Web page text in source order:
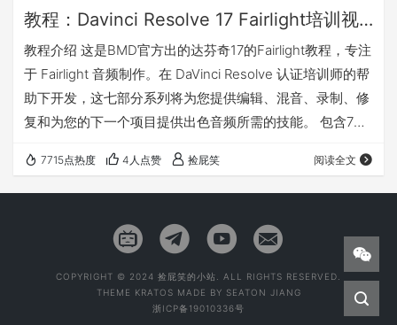
教程：Davinci Resolve 17 Fairlight培训视频（BMD官方）
教程介绍 这是BMD官方出的达芬奇17的Fairlight教程，专注
于 Fairlight 音频制作。在 DaVinci Resolve 认证培训师的帮
助下开发，这七部分系列将为您提供编辑、混音、录制、修
复和为您的下一个项目提供出色音频所需的技能。 包含7个
和ADR、处理⾳轨层、通道映射和链接编组、杜⽐全景声整
合。 每个教程都有对应的示例项目文件和媒体文件，方便学
幕文件） 下载地址
7715点热度 4人点赞 捡屁笑 阅读全文
COPYRIGHT © 2024 捡屁笑的小站. ALL RIGHTS RESERVED.
THEME KRATOS MADE BY SEATON JIANG
浙ICP备19010336号